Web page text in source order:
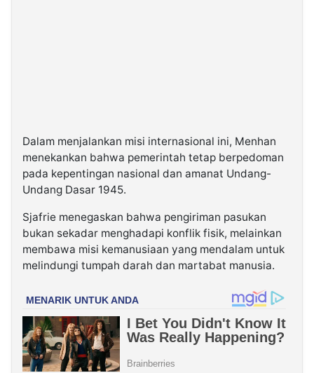
Dalam menjalankan misi internasional ini, Menhan
menekankan bahwa pemerintah tetap berpedoman
pada kepentingan nasional dan amanat Undang-
Undang Dasar 1945.
Sjafrie menegaskan bahwa pengiriman pasukan
bukan sekadar menghadapi konflik fisik, melainkan
membawa misi kemanusiaan yang mendalam untuk
melindungi tumpah darah dan martabat manusia.